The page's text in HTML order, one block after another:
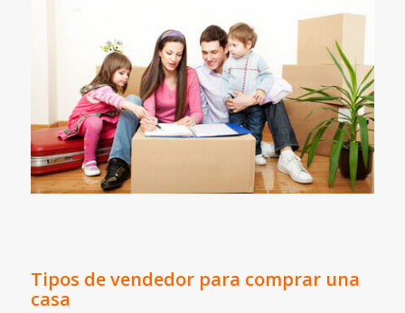
Tipos de vendedor para comprar una
casa